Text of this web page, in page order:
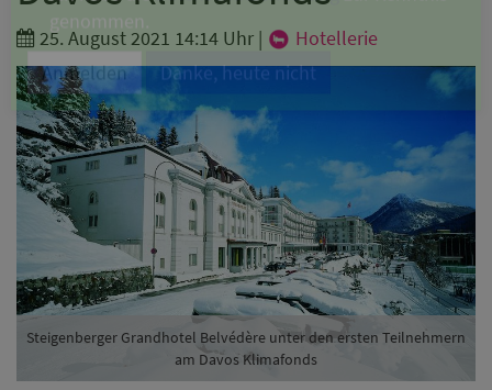
25. August 2021 14:14 Uhr | Hotellerie
Steigenberger Grandhotel Belvédère unter den ersten Teilnehmern
am Davos Klimafonds
Branche
Ich möchte folgende Newsletter erhalten
Tageskarte-Newsletter (gegen 8.30 Uhr)
Ich habe dieDatenschutzerklärungzur Kenntnis
genommen.
Anmelden Danke, heute nicht